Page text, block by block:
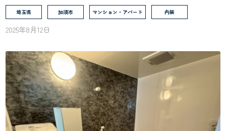
埼玉県 加須市 マンション・アパート 内装
2025年8月12日